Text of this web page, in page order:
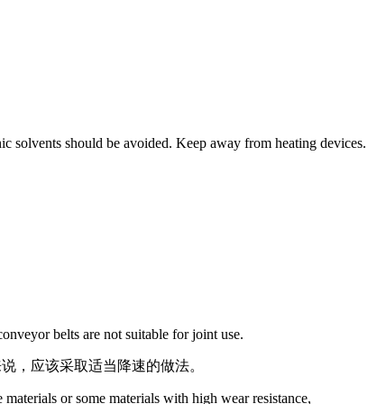
solvents should be avoided. Keep away from heating devices.
belts are not suitable for joint use.
，应该采取适当降速的做法。
or some materials with high wear resistance,